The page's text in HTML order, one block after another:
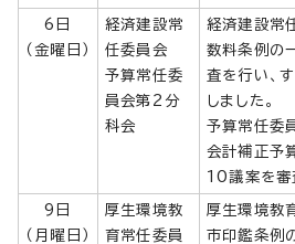
6日
（金曜日）
経済建設常
任委員会
予算常任委
員会第2分
科会
経済建設常
数料条例の
査を行い、
しました。
予算常任委
会計補正予算
10議案を審
9日
（月曜日）
厚生環境教
育常任委員
厚生環境教
市印鑑条例